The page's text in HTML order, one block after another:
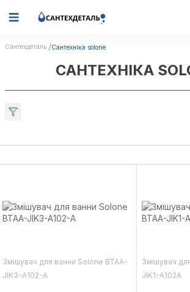
Сантехдеталь Сантехніка solone
САНТЕХНІКА
Змішувач для ванни Solone BTAA-
JIK3-A102-A
Змішувач
JIK1-A102A